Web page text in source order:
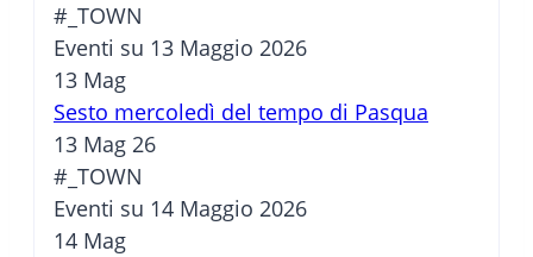
#_TOWN
Eventi su 13 Maggio 2026
13 Mag
Sesto mercoledì del tempo di Pasqua
13 Mag 26
#_TOWN
Eventi su 14 Maggio 2026
14 Mag